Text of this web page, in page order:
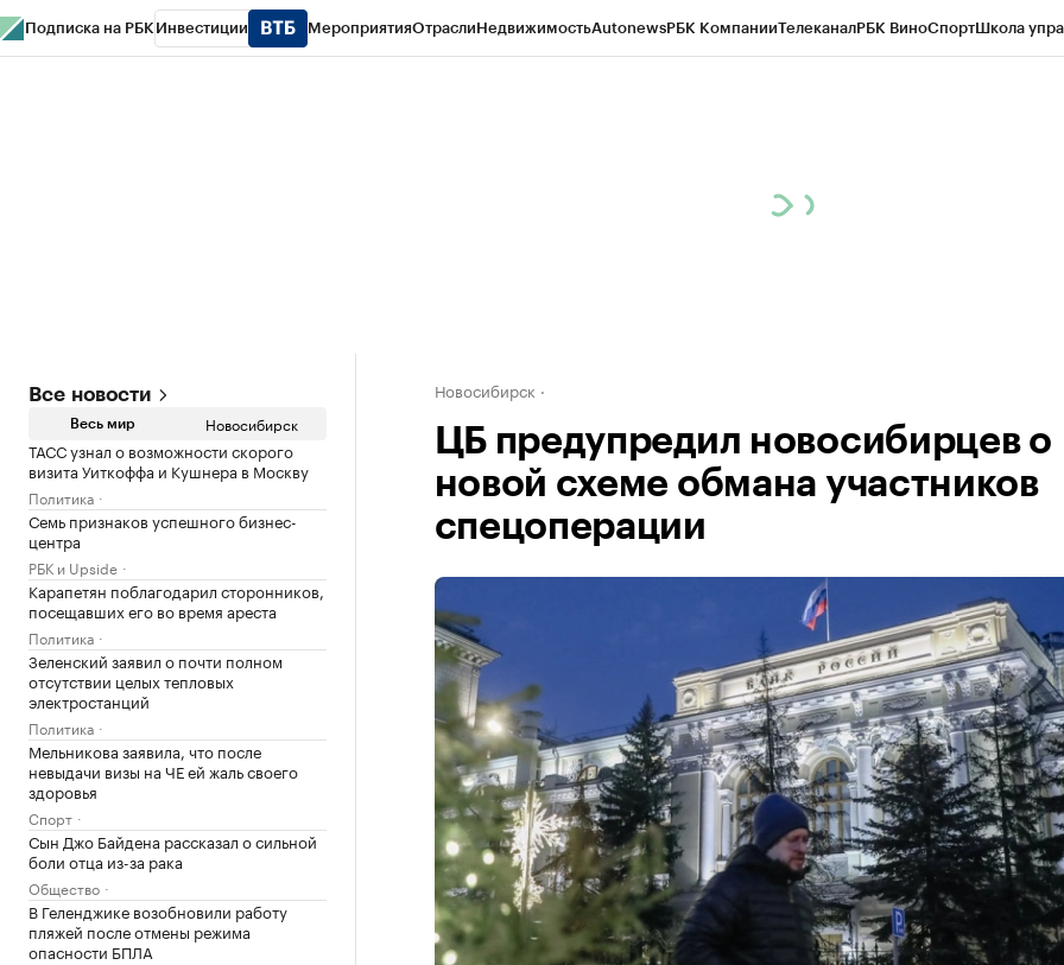
Подписка на РБК Инвестиции МероприятияОтраслиНедвижимостьAutonewsРБК КомпанииТелеканалРБК ВиноСпортШкола
Все новости
Весь мир Новосибирск
ТАСС узнал о возможности скорого
визита Уиткоффа и Кушнера в Москву
Политика
Семь признаков успешного бизнес-
центра
РБК и Upside
Карапетян поблагодарил сторонников,
посещавших его во время ареста
Политика
Зеленский заявил о почти полном
отсутствии целых тепловых
электростанций
Политика
Мельникова заявила, что после
невыдачи визы на ЧЕ ей жаль своего
здоровья
Спорт
Сын Джо Байдена рассказал о сильной
боли отца из-за рака
Общество
В Геленджике возобновили работу
пляжей после отмены режима
опасности БПЛА
Новосибирск
ЦБ предупредил новосибирцев о
новой схеме обмана участников
спецоперации